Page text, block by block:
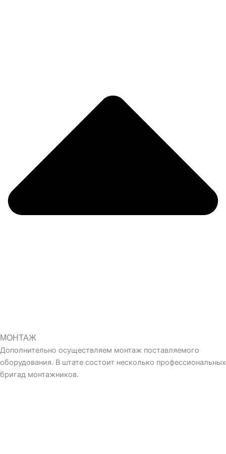
МОНТАЖ
Дополнительно осуществляем монтаж поставляемого
оборудования. В штате состоит несколько профессиональных
бригад монтажников.